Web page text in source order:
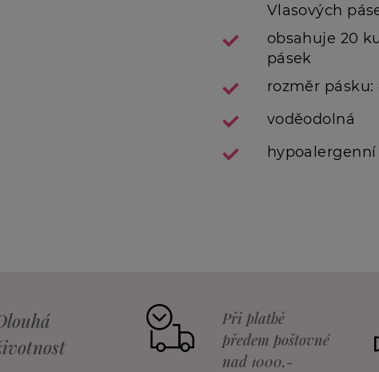
Vlasových
obsahuje 20
pásek
rozměr
voděodolná
hypoalergenní
Při platbě
předem poštovné
nad 1000,-